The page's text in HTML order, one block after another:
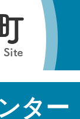
ター